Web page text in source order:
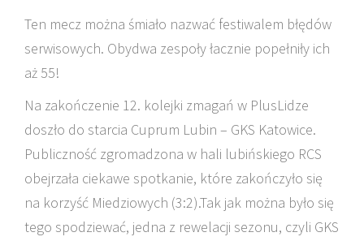
Ten mecz można śmiało nazwać festiwalem błędów
serwisowych. Obydwa zespoły łacznie popełniły ich
aż 55!
Na zakończenie 12. kolejki zmagań w PlusLidze
doszło do starcia Cuprum Lubin – GKS Katowice.
Publiczność zgromadzona w hali lubińskiego RCS
obejrzała ciekawe spotkanie, które zakończyło się
na korzyść Miedziowych (3:2).Tak jak można było się
tego spodziewać, jedna z rewelacji sezonu, czyli GKS